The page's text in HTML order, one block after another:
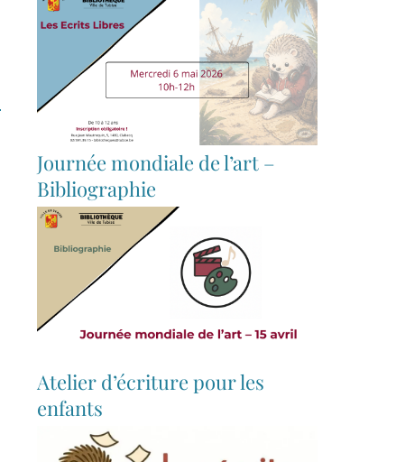
Journée mondiale de l’art –
Bibliographie
Atelier d’écriture pour les
enfants